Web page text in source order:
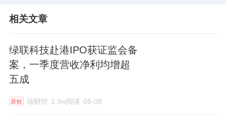
相关文章
绿联科技赴港IPO获证监会备
案，一季度营收净利均增超
五成
原创 瑞财经 1.9w阅读 08-08